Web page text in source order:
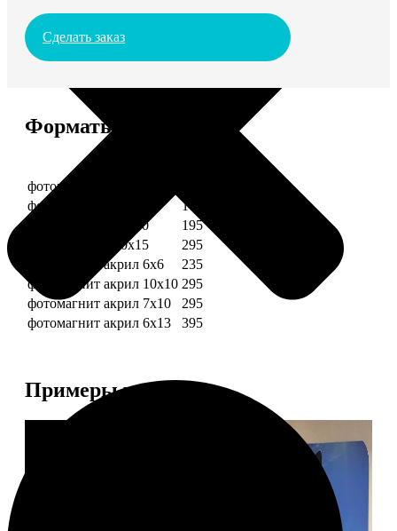
Сделать заказ
Форматы и цены
Услуга
фотомагниты 6х6
фотомагнит 7х10
175
фотомагниты 10х10
195
фотомагниты 10х15
295
фотомагнит акрил 6х6
235
фотомагнит акрил 10х10 295
фотомагнит акрил 7х10
295
фотомагнит акрил 6х13
395
Примеры работ